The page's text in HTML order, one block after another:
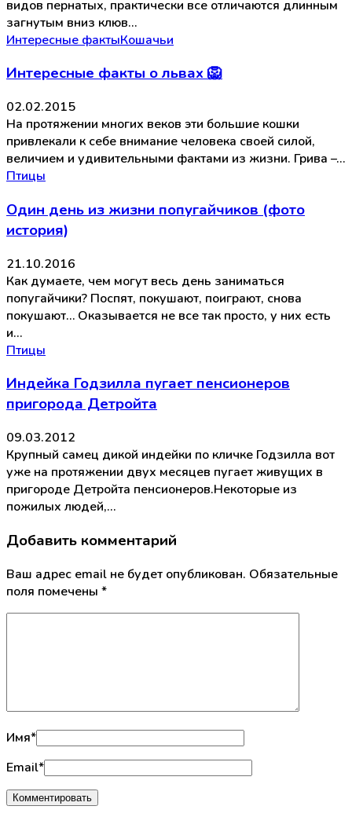
видов пернатых, практически все отличаются длинным
загнутым вниз клюв…
Интересные фактыКошачьи
Интересные факты о львах 🦁
02.02.2015
На протяжении многих веков эти большие кошки
привлекали к себе внимание человека своей силой,
величием и удивительными фактами из жизни. Грива –…
Птицы
Один день из жизни попугайчиков (фото
история)
21.10.2016
Как думаете, чем могут весь день заниматься
попугайчики? Поспят, покушают, поиграют, снова
покушают… Оказывается не все так просто, у них есть
и…
Птицы
Индейка Годзилла пугает пенсионеров
пригорода Детройта
09.03.2012
Крупный самец дикой индейки по кличке Годзилла вот
уже на протяжении двух месяцев пугает живущих в
пригороде Детройта пенсионеров.Некоторые из
пожилых людей,…
Добавить комментарий
Ваш адрес email не будет опубликован. Обязательные
поля помечены *
Имя*
Email*